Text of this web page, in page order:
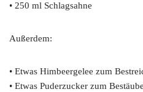
• 250 ml Schlagsahne
Außerdem:
• Etwas Himbeergelee zum
• Etwas Puderzucker zum